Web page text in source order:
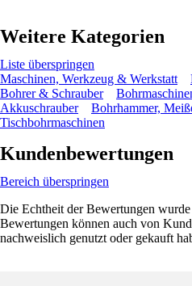
Weitere Kategorien
Liste überspringen
Maschinen, Werkzeug & Werkstatt
Bohrer & Schrauber
Akkuschrauber
Bohrhammer,
Tischbohrmaschinen
Kundenbewertungen
Bereich überspringen
Die Echtheit der Bewertungen
Bewertungen können auch von
nachweislich genutzt oder gekauft